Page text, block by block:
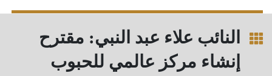
النائب علاء عبد النبي: مقترح
إنشاء مركز عالمي للحبوب